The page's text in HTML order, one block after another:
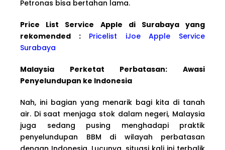
Petronas bisa bertahan lama.
Price List Service Apple di Surabaya yang
rekomended :
Pricelist iJoe Apple Service
Surabaya
Malaysia Perketat Perbatasan: Awasi
Penyelundupan ke Indonesia
Nah, ini bagian yang menarik bagi kita di tanah
air. Di saat menjaga stok dalam negeri, Malaysia
juga sedang pusing menghadapi praktik
penyelundupan BBM di wilayah perbatasan